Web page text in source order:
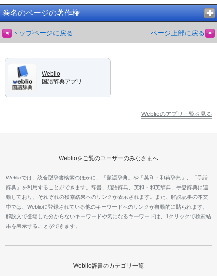
巻名のページの著作権
トップページに戻る ページ上部に戻る
Weblio
国語辞典アプリ
Weblioのアプリ一覧を見る
Weblioをご覧のユーザーのみなさまへ
Weblioでは、統合型辞書検索のほかに、「類語辞典」や「英和・和英辞典」、「手話
辞典」を利用することができます。辞書、類語辞典、英和・和英辞典、手話辞典は連
動しており、それぞれの検索結果へのリンクが表示されます。また、解説記事の本文
中では、Weblioに登録されている他のキーワードへのリンクが自動的に貼られます。
解説文で登場した分からないキーワードや気になるキーワードは、1クリックで検索結
果を表示することができます。
Weblio辞書のカテゴリ一覧